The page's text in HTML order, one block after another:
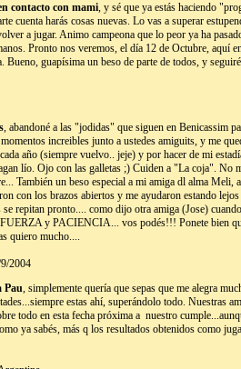
contacto con mami, y sé que ya estás haciendo
cuenta harás cosas nuevas. Lo vas a superar
a jugar. Animo campeona que lo peor ya ha
Pronto nos veremos, el día 12 de Octubre, aquí
Bueno, guapísima un beso de parte de todos, y
, abandoné a las "jodidas" que siguen en Benicassim
increibles junto a ustedes amiguits, y me
año (siempre vuelvo.. jeje) y por hacer de mi
lío. Ojo con las galletas ;) Cuiden a "La coja". No
También un beso especial a mi amiga dl alma
con los brazos abiertos y me ayudaron estando
repitan pronto.... como dijo otra amiga (Jose)
y PACIENCIA... vos podés!!! Ponete bien
quiero mucho....
2004
Pau, simplemente quería que sepas que me alegra
estas ahí, superándolo todo. Nuestras
todo en esta fecha próxima a nuestro
ya sabés, más q los resultados obtenidos como